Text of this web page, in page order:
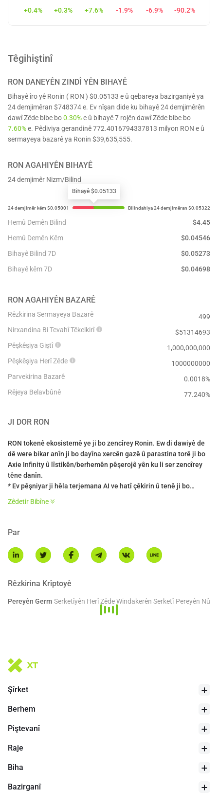
+0.4% +0.3% +7.6% -1.9% -6.9% -90.2%
Têgihiştinî
RON DANEYÊN ZINDÎ YÊN BIHAYÊ
Bihayê îro yê Ronin ( RON ) $0.05133 e û qebareya bazirganiyê ya
24 demjimêran $748374 e. Ev nîşan dide ku bihayê 24 demjimêrên
dawî Zêde bibe bo0.30%e û bihayê 7 rojên dawî Zêde bibe bo
7.60%e. Pêdiviya gerandinê 772.4016794337813 milyon RON e û
sermayeya bazarê ya Ronin $39,635,555.
RON AGAHIYÊN BIHAYÊ
24 demjimêr Nizm/Bilind
Bihayê $0.05133
Hemû Demên Bilind $4.45
Hemû Demên Kêm
$0.04546
Bihayê Bilind 7D
$0.05273
Bihayê kêm 7D
$0.04698
RON AGAHIYÊN BAZARÊ
Rêzkirina Sermayeya Bazarê
499
Nirxandina Bi Tevahî Têkelkirî
$51314693
Pêşkêşiya Giştî
1,000,000,000
Pêşkêşiya Herî Zêde
1000000000
Parvekirina Bazarê
0.0018%
Rêjeya Belavbûnê
77.240%
JI DOR RON
RON tokenê ekosistemê ye ji bo zencîrey Ronin. Ew di dawiyê de
dê were bikar anîn ji bo dayîna xercên gazê û parastina torê ji bo
Axie Infinity û lîstikên/berhemên pêşerojê yên ku li ser zencîrey
têne danîn.
* Ev pêşniyar ji hêla terjemana AI ve hatî çêkirin û tenê ji bo
ramanê ye.
Zêdetir Bibîne
Par
Rêzkirina Krîptoyê
Pereyên Germ Serketîyên Herî Zêde Windakerên Serketî Pereyên Nû
Şîrket
Berhem
Piştevanî
Raje
Biha
Bazirganî